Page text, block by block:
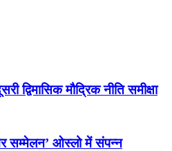
21 जुलाई 2026
18 जुलाई 2026
द्विमासिक मौद्रिक नीति समीक्षा
सम्मेलन’ ओस्लो में संपन्न